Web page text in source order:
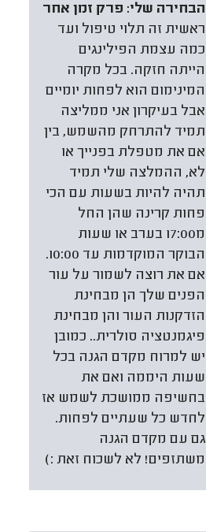
הבחירה שלי: פרק זמן אחר
ראשית זה תלוי טיפול ועד
כמה עצמת הפילינגים
הייתה חזקה. בכל מקרה
המינימום הוא לפחות יומיים
אבל בעיקרון אני ממליצה
תמיד להתרחק מהשמש, בין
אם את מטפלת בפנייך או
לא, ההמלצה שלי תמיד
תהיה להיות בשעות עם הכי
פחות קרינה שהן החל
מ17:00 בערב או שעות
הבוקר המוקדמות עד 10:00.
אם את רוצה לשמור על עור
הפנים שלך הן מבחינת
הזדקנות העור והן מבחינת
פיגמנטציה סולרית.. כמובן
יש למרוח מקדם הגנה בכל
שעות היממה ואם את
בחשיפה ממושכת לשמש אז
לחדש כל שעתיים לפחות.
גם עם מקדם הגנה
משתזפים! לא לשכוח זאת :)